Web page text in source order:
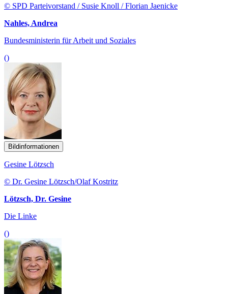
© SPD Parteivorstand / Susie Knoll / Florian Jaenicke
Nahles, Andrea
Bundesministerin für Arbeit und Soziales
()
Bildinformationen
Gesine Lötzsch
© Dr. Gesine Lötzsch/Olaf Kostritz
Lötzsch, Dr. Gesine
Die Linke
()